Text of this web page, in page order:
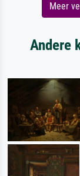
Meer
Andere